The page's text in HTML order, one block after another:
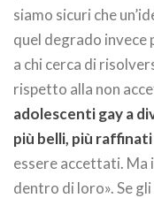
siamo sicuri che
quel degrado
a chi cerca di
rispetto alla non
adolescenti gay a
più belli, più raffinati
essere accettati. Ma
dentro di loro». Se